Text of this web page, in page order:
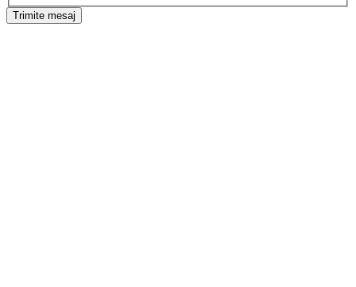
Trimite mesaj